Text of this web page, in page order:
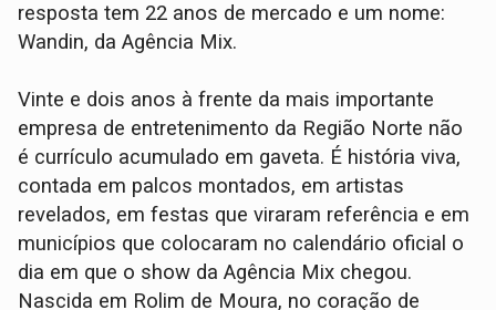
resposta tem 22 anos de mercado e um nome:
Wandin, da Agência Mix.
Vinte e dois anos à frente da mais importante
empresa de entretenimento da Região Norte não
é currículo acumulado em gaveta. É história viva,
contada em palcos montados, em artistas
revelados, em festas que viraram referência e em
municípios que colocaram no calendário oficial o
dia em que o show da Agência Mix chegou.
Nascida em Rolim de Moura, no coração de